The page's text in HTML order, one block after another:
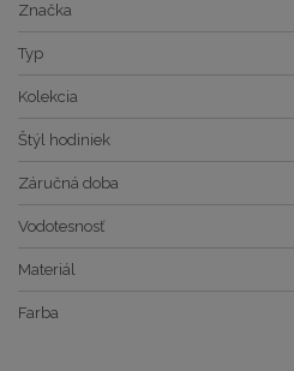
Značka
Typ
Kolekcia
Štýl hodiniek
Záručná doba
Vodotesnosť
Materiál
Farba